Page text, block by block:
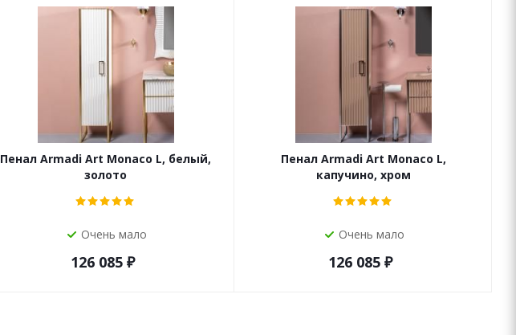
Пенал Armadi Art Monaco L, белый,
золото
Очень мало
126 085 ₽
Пенал Armadi Art Monaco L,
капучино, хром
Очень мало
126 085 ₽